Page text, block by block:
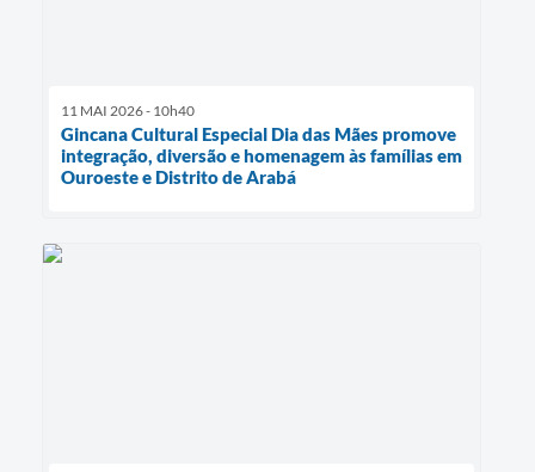
11 MAI 2026 - 10h40
Gincana Cultural Especial Dia das Mães promove
integração, diversão e homenagem às famílias em
Ouroeste e Distrito de Arabá